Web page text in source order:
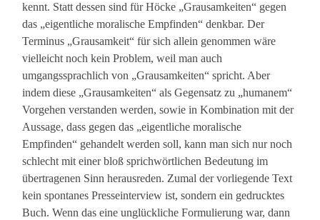
kennt. Statt dessen sind für Höcke „Grausamkeiten“ gegen
das „eigentliche moralische Empfinden“ denkbar. Der
Terminus „Grausamkeit“ für sich allein genommen wäre
vielleicht noch kein Problem, weil man auch
umgangssprachlich von „Grausamkeiten“ spricht. Aber
indem diese „Grausamkeiten“ als Gegensatz zu „humanem“
Vorgehen verstanden werden, sowie in Kombination mit der
Aussage, dass gegen das „eigentliche moralische
Empfinden“ gehandelt werden soll, kann man sich nur noch
schlecht mit einer bloß sprichwörtlichen Bedeutung im
übertragenen Sinn herausreden. Zumal der vorliegende Text
kein spontanes Presseinterview ist, sondern ein gedrucktes
Buch. Wenn das eine unglückliche Formulierung war, dann